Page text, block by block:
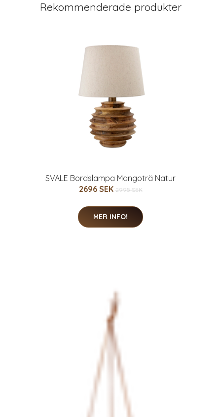
Rekommenderade produkter
SVALE Bordslampa Mangoträ Natur
2696 SEK 2995 SEK
MER INFO!